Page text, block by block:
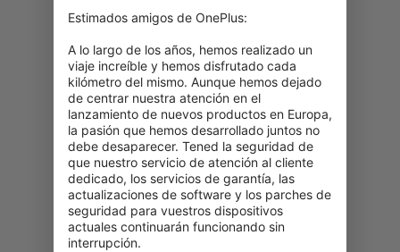
Estimados amigos de OnePlus:
A lo largo de los años, hemos realizado un
viaje increíble y hemos disfrutado cada
kilómetro del mismo. Aunque hemos dejado
de centrar nuestra atención en el
lanzamiento de nuevos productos en Europa,
la pasión que hemos desarrollado juntos no
debe desaparecer. Tened la seguridad de
que nuestro servicio de atención al cliente
dedicado, los servicios de garantía, las
actualizaciones de software y los parches de
seguridad para vuestros dispositivos
actuales continuarán funcionando sin
interrupción.